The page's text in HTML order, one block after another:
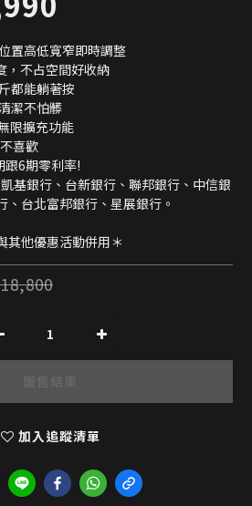
置高低寬窄即時調整
不占空間好收納
都能躺著按
潔不怕髒
限擴充功能
喜歡
6期零利率!
台北富邦銀行、星展銀行。
其他優惠活動併用＊
加入追蹤清單